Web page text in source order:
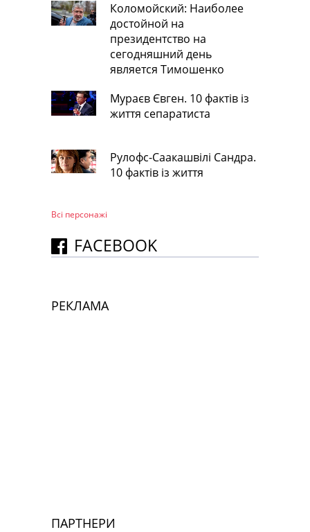
Коломойский: Наиболее
достойной на
президентство на
сегодняшний день
является Тимошенко
Мураєв Євген. 10 фактів із
життя сепаратиста
Рулофс-Саакашвілі Сандра.
10 фактів із життя
Всі персонажi
FACEBOOK
РЕКЛАМА
ПАРТНЕРИ